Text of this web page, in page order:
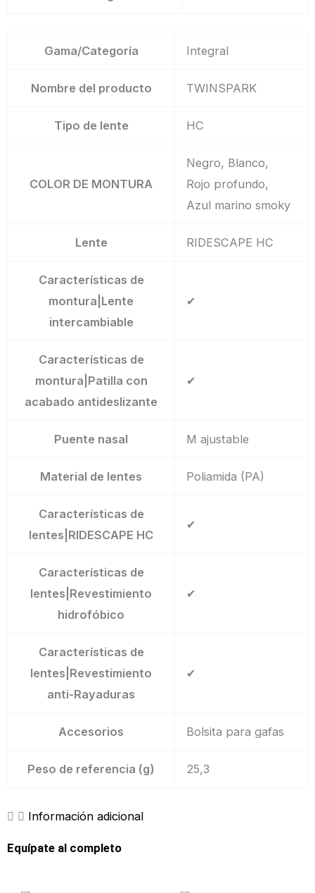
Gama/Categoría Integral
Nombre del producto TWINSPARK
Tipo de lente HC
COLOR DE MONTURA
Negro, Blanco,
Rojo profundo,
Azul marino smoky
Lente RIDESCAPE HC
Características de
montura|Lente
intercambiable
✔
Características de
montura|Patilla con
acabado antideslizante
✔
Puente nasal M ajustable
Material de lentes Poliamida (PA)
Características de
lentes|RIDESCAPE HC
✔
Características de
lentes|Revestimiento
hidrofóbico
✔
Características de
lentes|Revestimiento
anti-Rayaduras
✔
Accesorios Bolsita para gafas
Peso de referencia (g) 25,3
Información adicional
Equípate al completo